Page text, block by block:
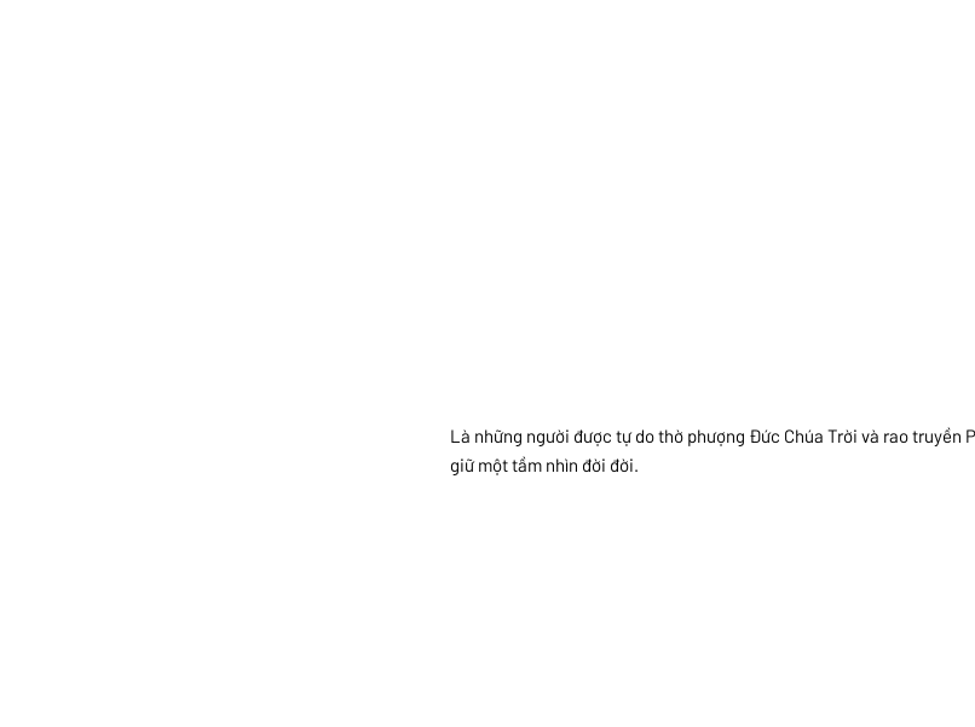
Là những người được tự do thờ phượng Đức Chúa Trời và rao truyền
giữ một tầm nhìn đời đời.